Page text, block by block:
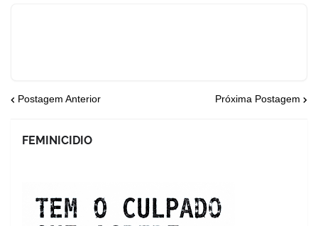
Postagem Anterior Próxima Postagem
FEMINICIDIO